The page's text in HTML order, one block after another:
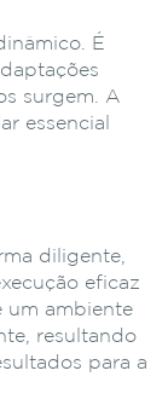
É
surgem. A
essencial
diligente,
eficaz
um ambiente
resultando
para a